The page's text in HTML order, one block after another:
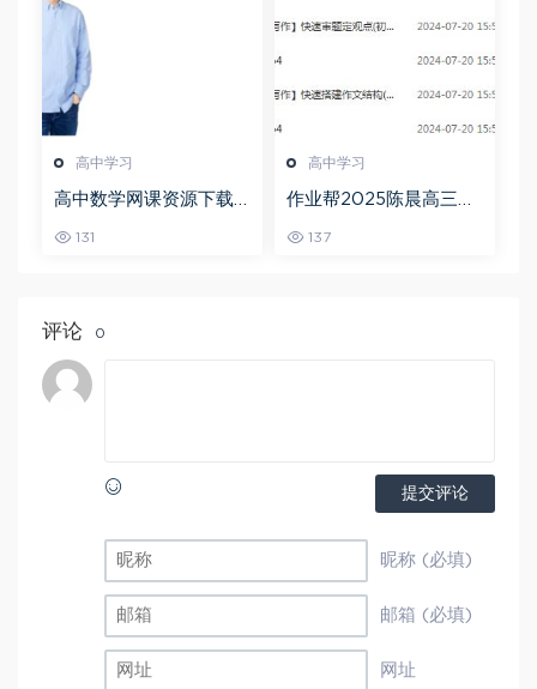
高中学习
高中数学网课资源下载
数学秋季班
131
高中学习
作业帮2025陈晨高三语
班
137
评论 0
提交评论
昵称 (必填)
邮箱 (必填)
网址